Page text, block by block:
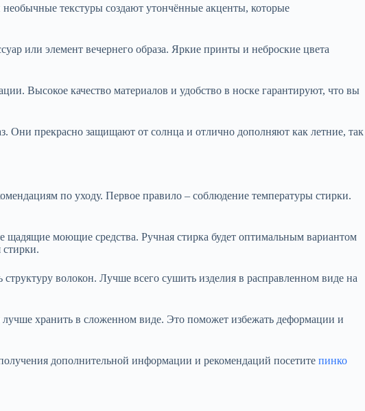
текстуры создают утончённые акценты, которые
или элемент вечернего образа. Яркие принты и неброские цвета
Высокое качество материалов и удобство в носке гарантируют, что вы
Они прекрасно защищают от солнца и отлично дополняют как летние, так
по уходу. Первое правило – соблюдение температуры стирки.
моющие средства. Ручная стирка будет оптимальным вариантом
волокон. Лучше всего сушить изделия в расправленном виде на
хранить в сложенном виде. Это поможет избежать деформации и
дополнительной информации и рекомендаций посетите пинко